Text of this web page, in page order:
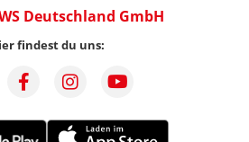
Deutschland GmbH
findest du uns: